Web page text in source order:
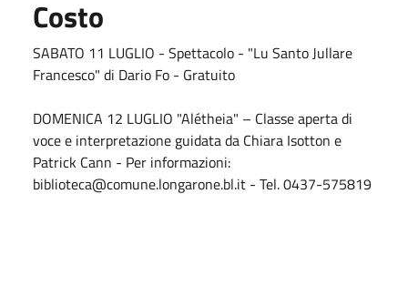
Costo
SABATO 11 LUGLIO - Spettacolo - "Lu Santo Jullare
Francesco" di Dario Fo - Gratuito
DOMENICA 12 LUGLIO "Alétheia" – Classe aperta di
voce e interpretazione guidata da Chiara Isotton e
Patrick Cann - Per informazioni:
biblioteca@comune.longarone.bl.it - Tel. 0437-575819